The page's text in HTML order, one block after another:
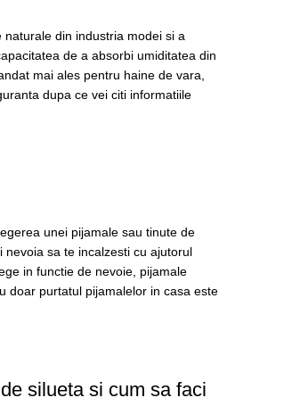
din industria modei si a
de a absorbi umiditatea din
mai ales pentru haine de vara,
dupa ce vei citi informatiile
unei pijamale sau tinute de
sa te incalzesti cu ajutorul
in functie de nevoie, pijamale
doar purtatul pijamalelor in casa este
silueta si cum sa faci